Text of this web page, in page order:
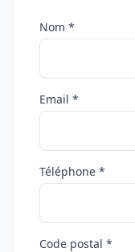
Nom *
Email *
Téléphone *
Code postal *